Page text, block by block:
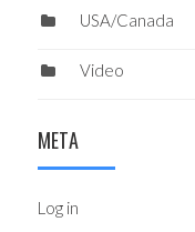
USA/Canada
Video
META
Log in